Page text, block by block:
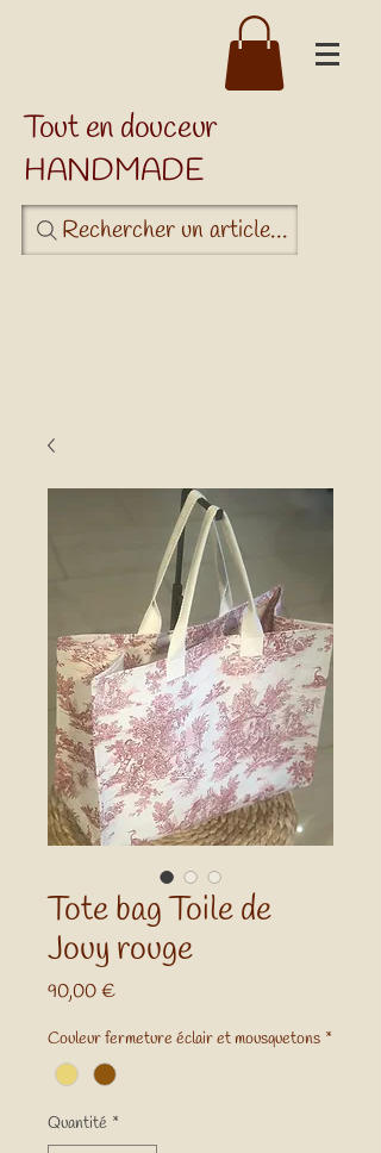
Tout en douceur
HANDMADE
Rechercher un article...
Tote bag Toile de
Jouy rouge
90,00 €Prix
Couleur fermeture éclair et mousquetons *
Quantité *